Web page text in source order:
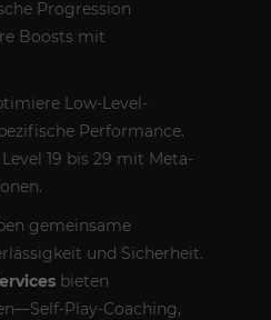
Progression
Boosts mit
Low-Level-
Performance.
19 bis 29 mit Meta-
gemeinsame
und Sicherheit.
bieten
Play-Coaching,